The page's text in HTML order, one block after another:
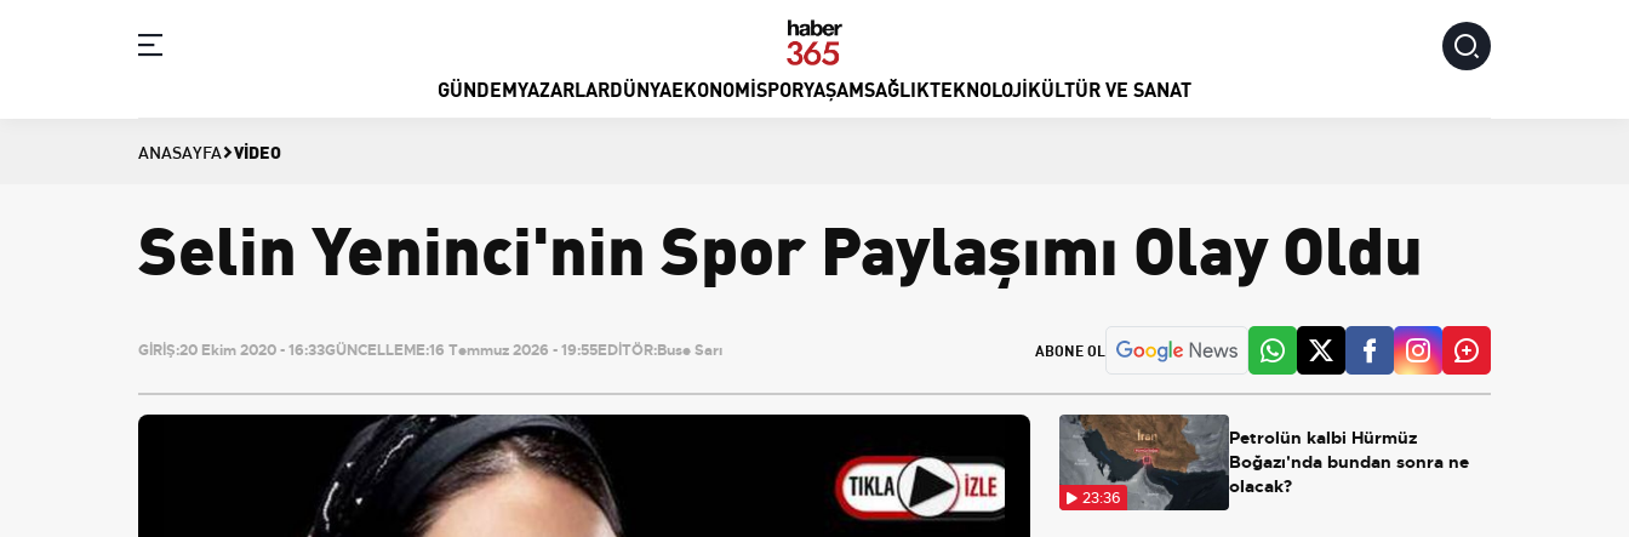
GÜNDEMYAZARLARDÜNYAEKONOMISPORYAŞAMSAĞLIKTEKNOLOJIKÜLTÜR VE SANAT
ANASAYFA VIDEO
Selin Yeninci'nin Spor Paylaşımı Olay Oldu
GİRİŞ:20 Ekim 2020 - 16:33GÜNCELLEME:16 Temmuz 2026 - 19:55EDİTÖR:Buse Sarı ABONE OL
23:36
Petrolün kalbi Hürmüz
Boğazı'nda bundan sonra ne
olacak?